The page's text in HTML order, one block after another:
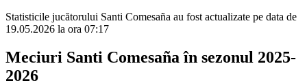
Statisticile jucătorului Santi Comesaña au fost actualizate pe data de
19.05.2026 la ora 07:17
Meciuri Santi Comesaña în sezonul 2025-
2026